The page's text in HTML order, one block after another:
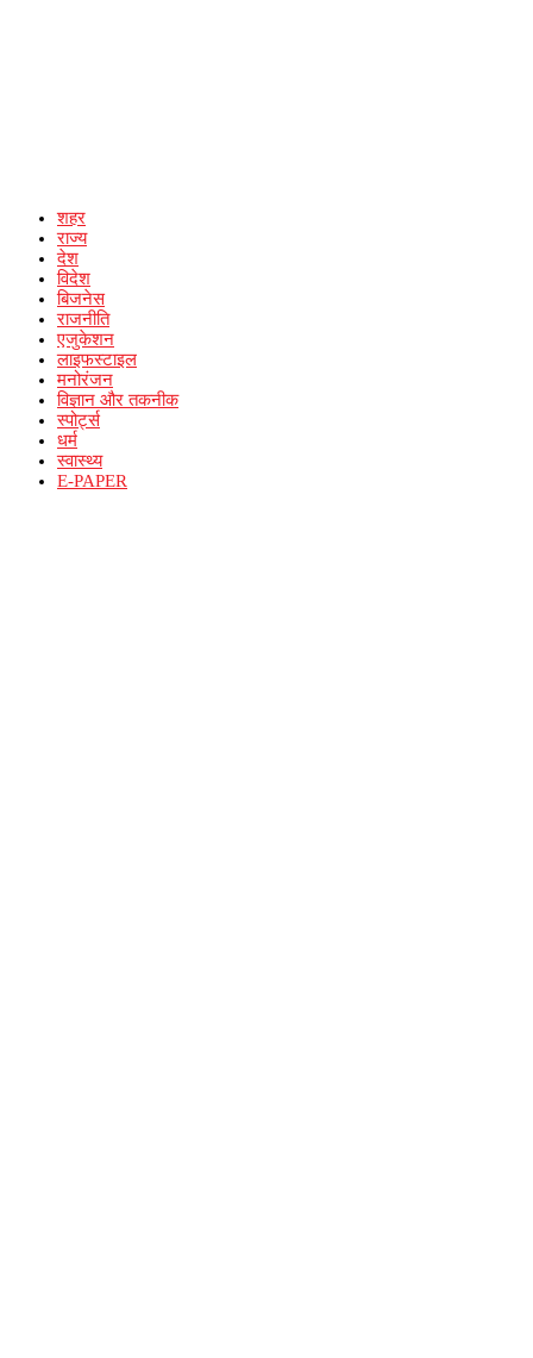
शहर
राज्य
देश
विदेश
बिजनेस
राजनीति
एजुकेशन
लाइफस्टाइल
मनोरंजन
विज्ञान और तकनीक
स्पोर्ट्स
धर्म
स्वास्थ्य
E-PAPER